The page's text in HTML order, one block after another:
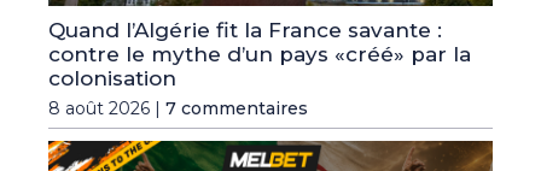
Quand l’Algérie fit la France savante :
contre le mythe d’un pays «créé» par la
colonisation
8 août 2026 | 7 commentaires